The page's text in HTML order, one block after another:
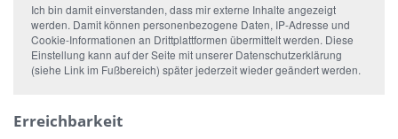
Ich bin damit einverstanden, dass mir externe Inhalte angezeigt
werden. Damit können personenbezogene Daten, IP-Adresse und
Cookie-Informationen an Drittplattformen übermittelt werden. Diese
Einstellung kann auf der Seite mit unserer Datenschutzerklärung
(siehe Link im Fußbereich) später jederzeit wieder geändert werden.
Erreichbarkeit